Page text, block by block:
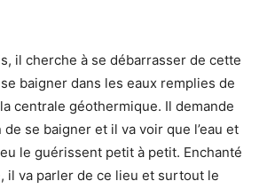
il cherche à se débarrasser de cette
baigner dans les eaux remplies de
centrale géothermique. Il demande
de se baigner et il va voir que l’eau et
le guérissent petit à petit. Enchanté
il va parler de ce lieu et surtout le